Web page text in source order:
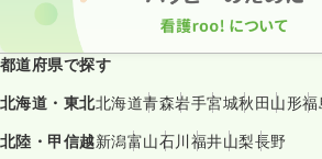
都道府県で探す
北海道・東北北海道青森岩手宮城秋田山形福
北陸・甲信越新潟富山石川福井山梨長野